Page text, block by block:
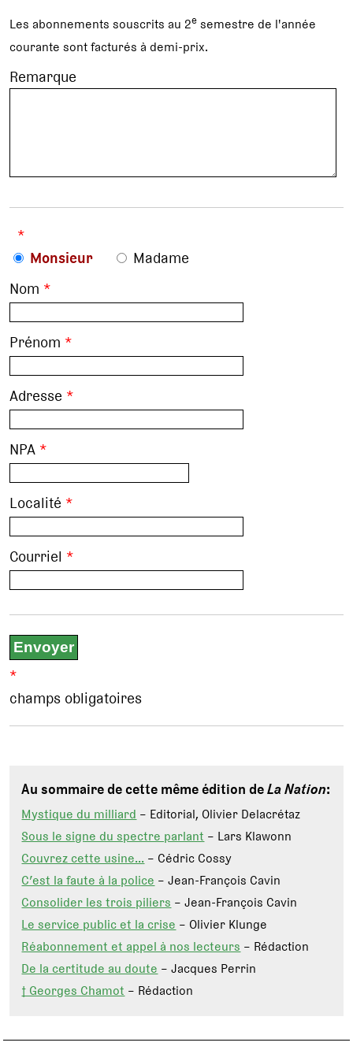
Les abonnements souscrits au 2e semestre de l'année
courante sont facturés à demi-prix.
Remarque
*
Monsieur
Madame
Nom *
Prénom *
Adresse *
NPA *
Localité *
Courriel *
*
champs obligatoires
Au sommaire de cette même édition deLa Nation:
Mystique du milliard– Editorial, Olivier Delacrétaz
Sous le signe du spectre parlant– Lars Klawonn
Couvrez cette usine…– Cédric Cossy
C’est la faute à la police– Jean-François Cavin
Consolider les trois piliers– Jean-François Cavin
Le service public et la crise– Olivier Klunge
Réabonnement et appel à nos lecteurs– Rédaction
De la certitude au doute– Jacques Perrin
† Georges Chamot– Rédaction